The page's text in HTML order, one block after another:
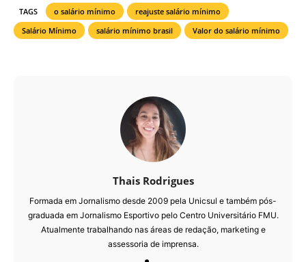
TAGS o salário mínimo
reajuste salário mínimo
Salário Mínimo
salário mínimo brasil Valor do salário mínimo
Thais Rodrigues
Formada em Jornalismo desde 2009 pela Unicsul e também pós-
graduada em Jornalismo Esportivo pelo Centro Universitário FMU.
Atualmente trabalhando nas áreas de redação, marketing e
assessoria de imprensa.